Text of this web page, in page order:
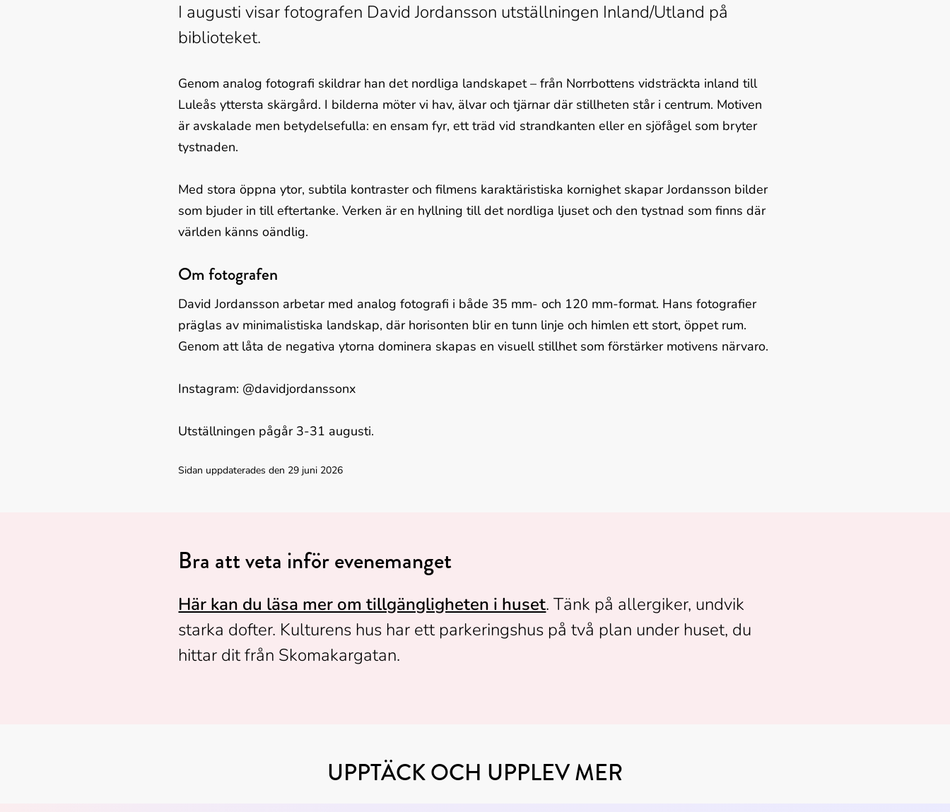
I augusti visar fotografen David Jordansson utställningen Inland/Utland på
biblioteket.
Genom analog fotografi skildrar han det nordliga landskapet – från Norrbottens vidsträckta inland till
Luleås yttersta skärgård. I bilderna möter vi hav, älvar och tjärnar där stillheten står i centrum. Motiven
är avskalade men betydelsefulla: en ensam fyr, ett träd vid strandkanten eller en sjöfågel som bryter
tystnaden.
Med stora öppna ytor, subtila kontraster och filmens karaktäristiska kornighet skapar Jordansson bilder
som bjuder in till eftertanke. Verken är en hyllning till det nordliga ljuset och den tystnad som finns där
världen känns oändlig.
Om fotografen
David Jordansson arbetar med analog fotografi i både 35 mm- och 120 mm-format. Hans fotografier
präglas av minimalistiska landskap, där horisonten blir en tunn linje och himlen ett stort, öppet rum.
Genom att låta de negativa ytorna dominera skapas en visuell stillhet som förstärker motivens närvaro.
Instagram: @davidjordanssonx
Utställningen pågår 3-31 augusti.
Sidan uppdaterades den 29 juni 2026
Bra att veta inför evenemanget
Här kan du läsa mer om tillgängligheten i huset. Tänk på allergiker, undvik
starka dofter. Kulturens hus har ett parkeringshus på två plan under huset, du
hittar dit från Skomakargatan.
UPPTÄCK OCH UPPLEV MER